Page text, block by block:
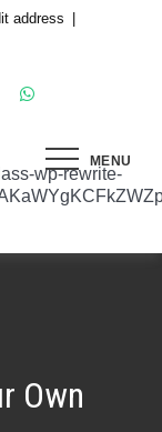
address
MENU
Own